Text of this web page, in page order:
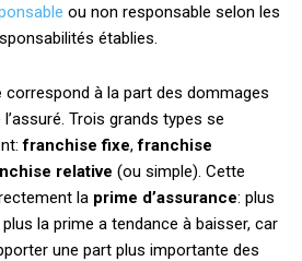
ou non responsable selon les
établies.
correspond à la part des dommages
Trois grands types se
franchise fixe,franchise
relative (ou simple). Cette
la prime d’assurance: plus
la prime a tendance à baisser, car
une part plus importante des